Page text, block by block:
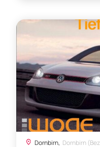
Dornbirn, Dornbirn
zentral
Dornbirn
€ 75